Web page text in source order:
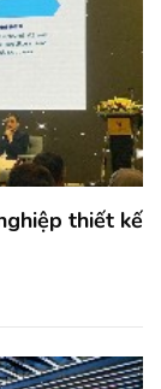
thiết kế